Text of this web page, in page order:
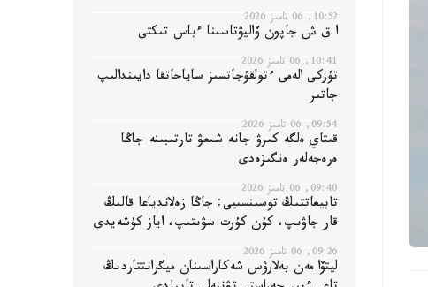
10:52, 06 تامىز 2026
ا ق ش جاپون ۆاليۋتاسىنا ءباس تىكتى
10:41, 06 تامىز 2026
تۇركى الەمى ءتولقۇجاتسىز ساياحاتقا دايىندالىپ
جاتىر
09:54, 06 تامىز 2026
قىتاي ەلگە كىرۋ جانە شىعۋ تارتىبىنە جاڭا
ەرەجەلەر ەنگىزەدى
09:40, 06 تامىز 2026
تابيعاتتىڭ توسىنسىيى: جاڭا زەلاندياعا قالىڭ
قار جاۋىپ، كۇن كۇرت سۋىتىپ، اياز كۇشەيدى
09:26, 06 تامىز 2026
ليتۆا مەن بەلارۋس شەكاراسىنان ميگرانتتاردىڭ